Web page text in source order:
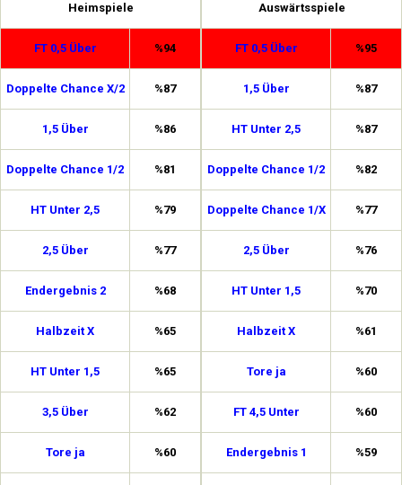
Heimspiele
FT 0,5 Über %94
Doppelte Chance X/2 %87
1,5 Über %86
Doppelte Chance 1/2 %81
HT Unter 2,5 %79
2,5 Über %77
Endergebnis 2 %68
Halbzeit X %65
HT Unter 1,5 %65
3,5 Über %62
Tore ja %60
Auswärtsspiele
FT 0,5 Über %95
1,5 Über %87
HT Unter 2,5 %87
Doppelte Chance 1/2 %82
Doppelte Chance 1/X %77
2,5 Über %76
HT Unter 1,5 %70
Halbzeit X %61
Tore ja %60
FT 4,5 Unter %60
Endergebnis 1 %59